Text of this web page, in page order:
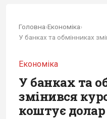
Головна›Економіка›
Економіка
У банках та
змінився
коштує долар